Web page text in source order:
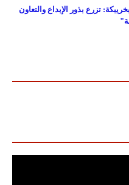
تزرع بذور الإبداع والتعاون